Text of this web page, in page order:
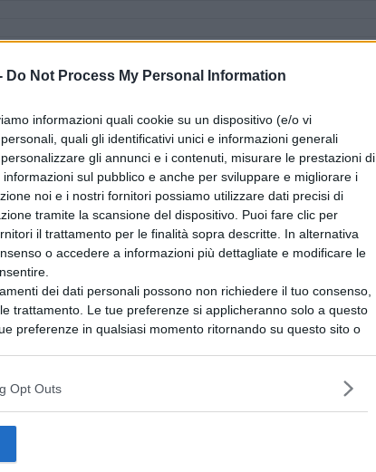
Do Not Process My Personal Information
informazioni quali cookie su un dispositivo (e/o vi
quali gli identificativi unici e informazioni generali
gli annunci e i contenuti, misurare le prestazioni di
sul pubblico e anche per sviluppare e migliorare i
noi e i nostri fornitori possiamo utilizzare dati precisi di
tramite la scansione del dispositivo. Puoi fare clic per
il trattamento per le finalità sopra descritte. In alternativa
o accedere a informazioni più dettagliate e modificare le
dei dati personali possono non richiedere il tuo consenso,
trattamento. Le tue preferenze si applicheranno solo a questo
preferenze in qualsiasi momento ritornando su questo sito o
Opt Outs